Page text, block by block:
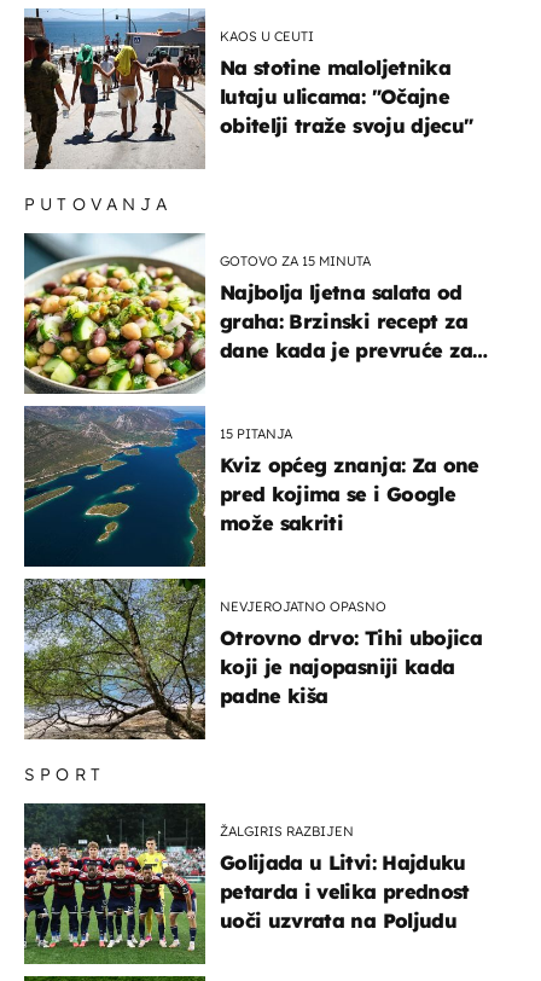
KAOS U CEUTI
Na stotine maloljetnika
lutaju ulicama: "Očajne
obitelji traže svoju djecu"
SPORT
ŽALGIRIS RAZBIJEN
Golijada u Litvi: Hajduku
petarda i velika prednost
uoči uzvrata na Poljudu
PUTOVANJA
GOTOVO ZA 15 MINUTA
Najbolja ljetna salata od
graha: Brzinski recept za
dane kada je prevruće za
15 PITANJA
Kviz općeg znanja: Za one
pred kojima se i Google
može sakriti
NEVJEROJATNO OPASNO
Otrovno drvo: Tihi ubojica
koji je najopasniji kada
padne kiša